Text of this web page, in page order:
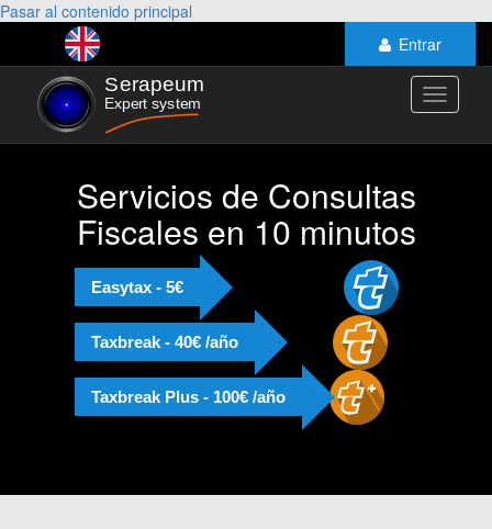
Pasar al contenido principal
Entrar
Toggle
Servicios de Consultas
Fiscales en 10 minutos
Easytax - 5€
Taxbreak - 40€ /año
Taxbreak Plus - 100€ /año